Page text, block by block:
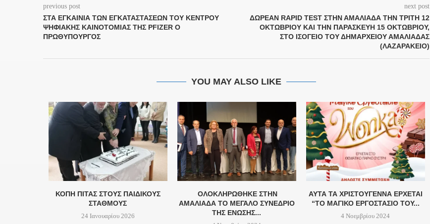
previous post
ΣΤΑ ΕΓΚΑΊΝΙΑ ΤΩΝ ΕΓΚΑΤΑΣΤΆΣΕΩΝ ΤΟΥ ΚΈΝΤΡΟΥ
ΨΗΦΙΑΚΉΣ ΚΑΙΝΟΤΟΜΊΑΣ ΤΗΣ PFIZER O
ΠΡΩΘΥΠΟΥΡΓΌΣ
next post
ΔΩΡΕΆΝ RAPID TEST ΣΤΗΝ ΑΜΑΛΙΆΔΑ ΤΗΝ ΤΡΊΤΗ 12
ΟΚΤΩΒΡΊΟΥ ΚΑΙ ΤΗΝ ΠΑΡΑΣΚΕΥΉ 15 ΟΚΤΩΒΡΊΟΥ,
ΣΤΟ ΙΣΌΓΕΙΟ ΤΟΥ ΔΗΜΑΡΧΕΊΟΥ ΑΜΑΛΙΆΔΑΣ
(ΛΑΖΑΡΆΚΕΙΟ)
YOU MAY ALSO LIKE
ΚΟΠΗ ΠΙΤΑΣ ΣΤΟΥΣ ΠΑΙΔΙΚΟΥΣ
ΣΤΑΘΜΟΥΣ
24 Ιανουαρίου 2026
ΟΛΟΚΛΗΡΏΘΗΚΕ ΣΤΗΝ
ΑΜΑΛΙΆΔΑ ΤΟ ΜΕΓΆΛΟ ΣΥΝΈΔΡΙΟ
ΤΗΣ ΈΝΩΣΗΣ...
ΑΥΤΆ ΤΑ ΧΡΙΣΤΟΎΓΕΝΝΑ ΈΡΧΕΤΑΙ
“ΤΟ ΜΑΓΙΚΌ ΕΡΓΟΣΤΆΣΙΟ ΤΟΥ...
4 Νοεμβρίου 2024